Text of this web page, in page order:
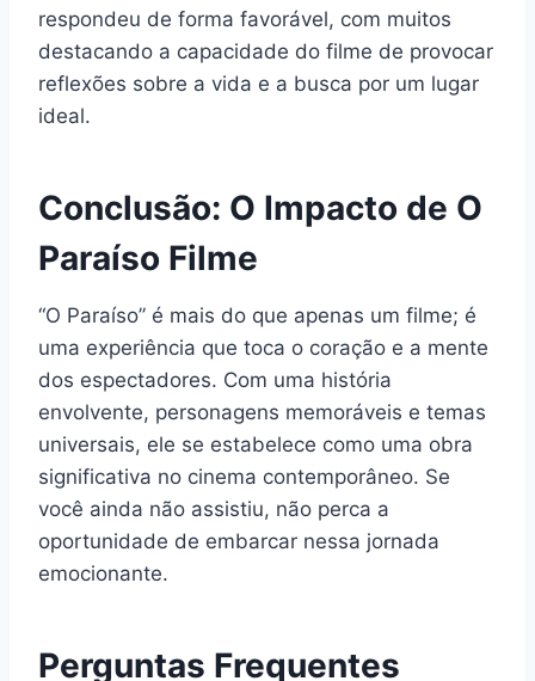
respondeu de forma favorável, com muitos
destacando a capacidade do filme de provocar
reflexões sobre a vida e a busca por um lugar
ideal.
Conclusão: O Impacto de O
Paraíso Filme
“O Paraíso” é mais do que apenas um filme; é
uma experiência que toca o coração e a mente
dos espectadores. Com uma história
envolvente, personagens memoráveis e temas
universais, ele se estabelece como uma obra
significativa no cinema contemporâneo. Se
você ainda não assistiu, não perca a
oportunidade de embarcar nessa jornada
emocionante.
Perguntas Frequentes